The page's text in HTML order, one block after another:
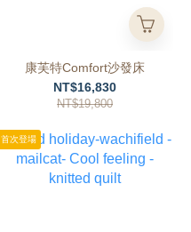
康芙特Comfort沙發床
NT$16,830
NT$19,800
首次登場